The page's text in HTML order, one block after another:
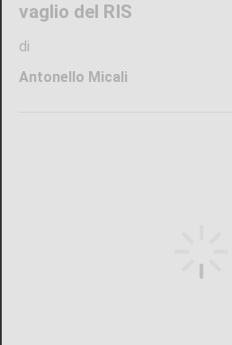
vaglio del RIS
di
Antonello Micali